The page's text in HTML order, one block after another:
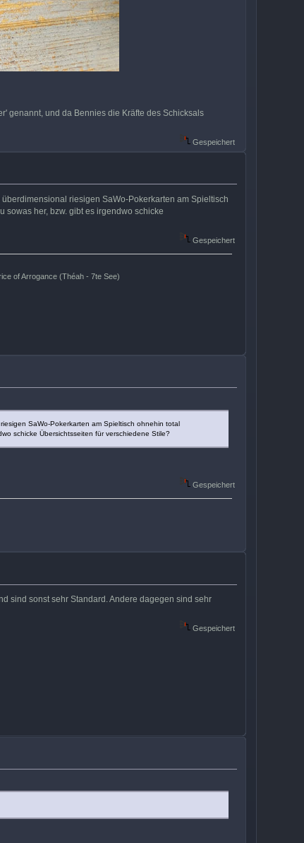
genannt, und da Bennies die Kräfte des Schicksals
Gespeichert
riesigen SaWo-Pokerkarten am Spieltisch
sowas her, bzw. gibt es irgendwo schicke
Gespeichert
of Arrogance (Théah - 7te See)
SaWo-Pokerkarten am Spieltisch ohnehin total
schicke Übersichtsseiten für verschiedene Stile?
Gespeichert
sind sonst sehr Standard. Andere dagegen sind sehr
Gespeichert